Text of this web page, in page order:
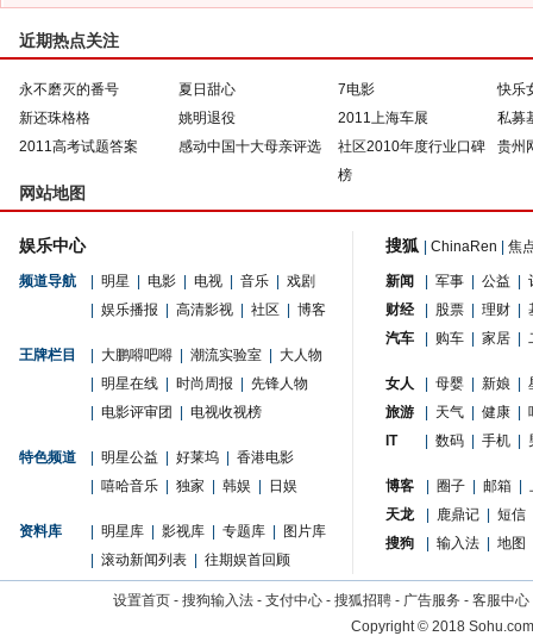
近期热点关注
永不磨灭的番号 夏日甜心 7电影
快乐
新还珠格格
姚明退役 2011上海车展
私募
2011高考试题答案
感动中国十大母亲评选
社区2010年度行业口碑
榜
贵州
网站地图
娱乐中心
频道导航 明星 电影 电视 音乐
戏剧
娱乐播报 高清影视 社区 博客
王牌栏目 大鹏嘚吧嘚 潮流实验室
大人物
明星在线 时尚周报
先锋人物
电影评审团 电视收视榜
特色频道 明星公益 好莱坞
香港电影
嘻哈音乐 独家 韩娱 日娱
资料库 明星库 影视库 专题库
图片库
滚动新闻列表 往期娱首回顾
搜狐 ChinaRen 焦
新闻 军事 公益
财经
股票 理财
汽车
购车 家居
女人 母婴 新娘
旅游
天气 健康
IT
数码 手机
博客 圈子 邮箱
天龙
鹿鼎记
短信
搜狗
输入法 地图
设置首页 - 搜狗输入法 - 支付中心 - 搜狐招聘 - 广告服务 - 客服中心
Copyright©2018